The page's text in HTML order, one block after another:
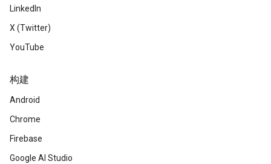
LinkedIn
X (Twitter)
YouTube
构建
Android
Chrome
Firebase
Google AI Studio